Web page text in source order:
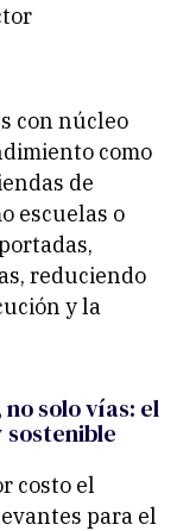
con núcleo
como
de
escuelas o
reduciendo
y la
solo vías: el
costo el
para el